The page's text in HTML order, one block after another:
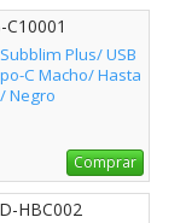
Plus/ USB
C Macho/ Hasta
Negro
Comprar
HBC002